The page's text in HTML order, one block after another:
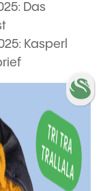
Das
Kasperl